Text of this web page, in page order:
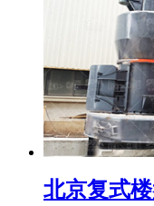
北京复式